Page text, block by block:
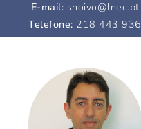
E-mail: snoivo@lnec.pt
Telefone: 218 443 936